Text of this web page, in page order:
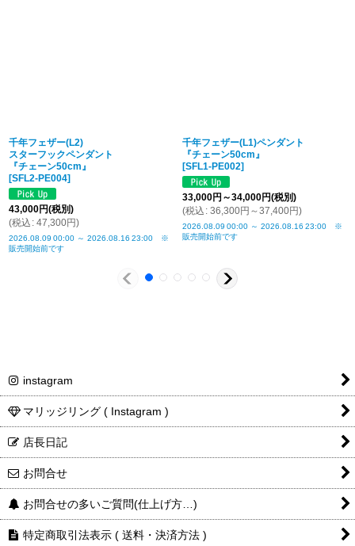
千年フェザー(L2)
スターフックペンダント
『チェーン50cm』
[SFL2-PE004]
43,000円(税別)
(税込 : 47,300円)
2026.08.09 00:00 ～ 2026.08.16 23:00 ※
販売開始前です
千年フェザー(L1)ペンダント
『チェーン50cm』
[SFL1-PE002]
33,000円 ～34,000円(税別)
(税込 : 36,300円 ～37,400円)
2026.08.09 00:00 ～ 2026.08.16 23:00 ※
販売開始前です
instagram
マリッジリング ( Instagram )
店長日記
お問合せ
お問合せの多いご質問(仕上げ方…)
特定商取引法表示 ( 送料・決済方法 )